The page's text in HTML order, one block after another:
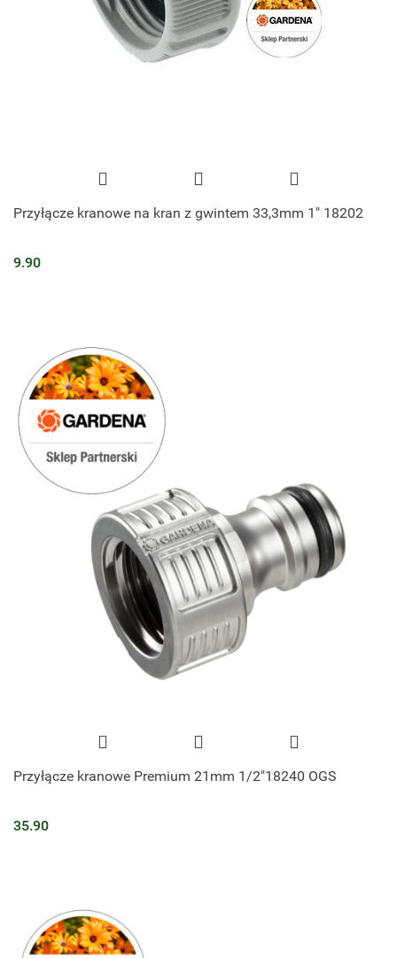
Przyłącze kranowe na kran z gwintem 33,3mm 1" 18202
9.90
Przyłącze kranowe Premium 21mm 1/2"18240 OGS
35.90